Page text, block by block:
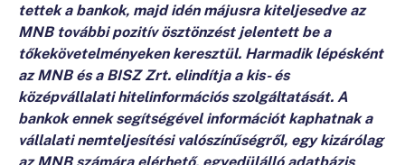
tettek a bankok, majd idén májusra kiteljesedve az
MNB további pozitív ösztönzést jelentett be a
tőkekövetelményeken keresztül. Harmadik lépésként
az MNB és a BISZ Zrt. elindítja a kis- és
középvállalati hitelinformációs szolgáltatását. A
bankok ennek segítségével információt kaphatnak a
vállalati nemteljesítési valószínűségről, egy kizárólag